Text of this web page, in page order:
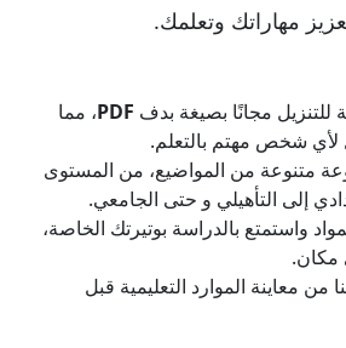
مهاراتك وتعلمك.
للتنزيل مجانًا بصيغة بدف PDF، مما
لأي شخص مهتم بالتعلم.
متنوعة من المواضيع، من المستوى
إلى التأهيلي و حتى الجامعي.
واستمتع بالدراسة بوتيرتك الخاصة،
من معاينة الموارد التعليمية قبل